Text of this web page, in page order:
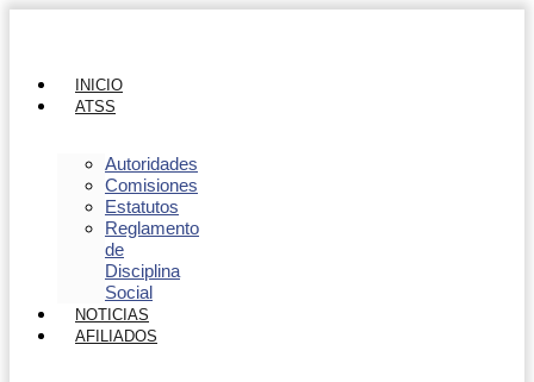
INICIO
ATSS
Autoridades
Comisiones
Estatutos
Reglamento
de
Disciplina
Social
NOTICIAS
AFILIADOS